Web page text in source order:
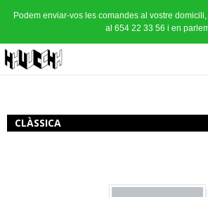
Podem enviar-vos les comandes al vostre
al 654 22 33 56 i en
CLÀSSICA